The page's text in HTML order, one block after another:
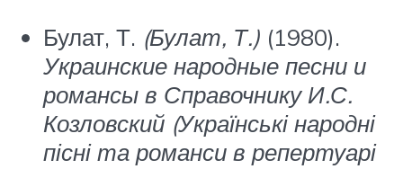
Булат, Т. (Булат, Т.) (1980).
Украинские народные песни и
романсы в Справочнику И.С.
Козловский (Українські народні
пісні та романси в репертуарі